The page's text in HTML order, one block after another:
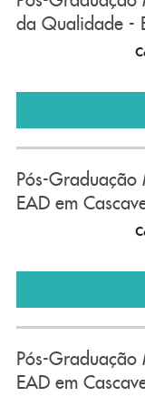
da Qualidade -
Pós-Graduação
EAD em
Pós-
EAD em